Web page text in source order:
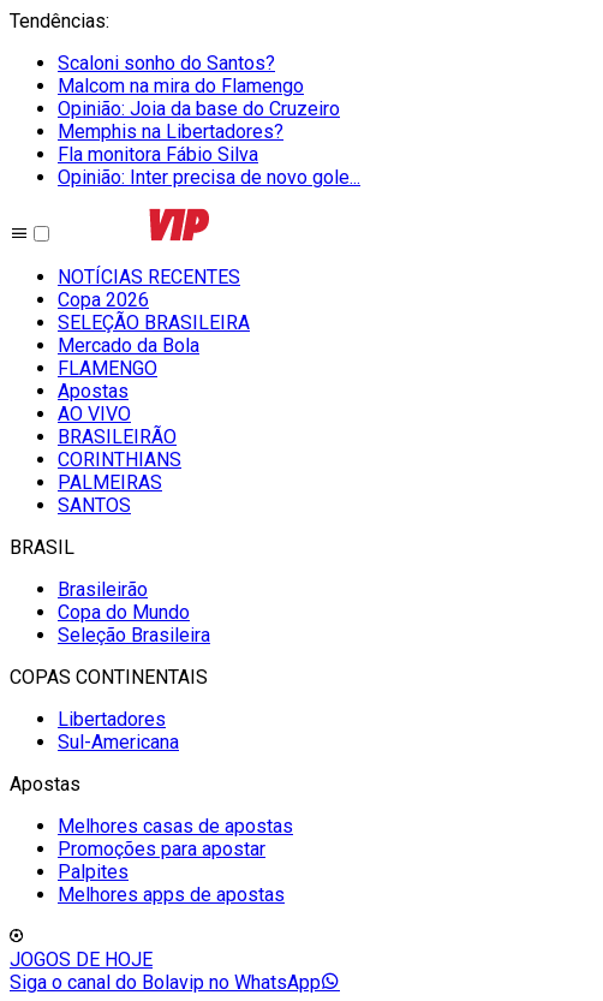
Tendências:
Scaloni sonho do Santos?
Malcom na mira do Flamengo
Opinião: Joia da base do Cruzeiro
Memphis na Libertadores?
Fla monitora Fábio Silva
Opinião: Inter precisa de novo gole...
NOTÍCIAS RECENTES
Copa 2026
SELEÇÃO BRASILEIRA
Mercado da Bola
FLAMENGO
Apostas
AO VIVO
BRASILEIRÃO
CORINTHIANS
PALMEIRAS
SANTOS
BRASIL
Brasileirão
Copa do Mundo
Seleção Brasileira
COPAS CONTINENTAIS
Libertadores
Sul-Americana
Apostas
Melhores casas de apostas
Promoções para apostar
Palpites
Melhores apps de apostas
JOGOS DE HOJE
Siga o canal do Bolavip no WhatsApp